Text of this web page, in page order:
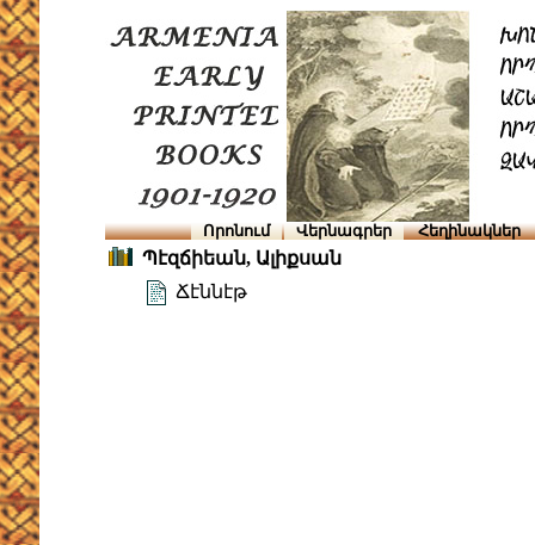
Որոնում Վերնագրեր Հեղինակներ
Պէզճիեան, Ալիքսան
Ճէննէթ